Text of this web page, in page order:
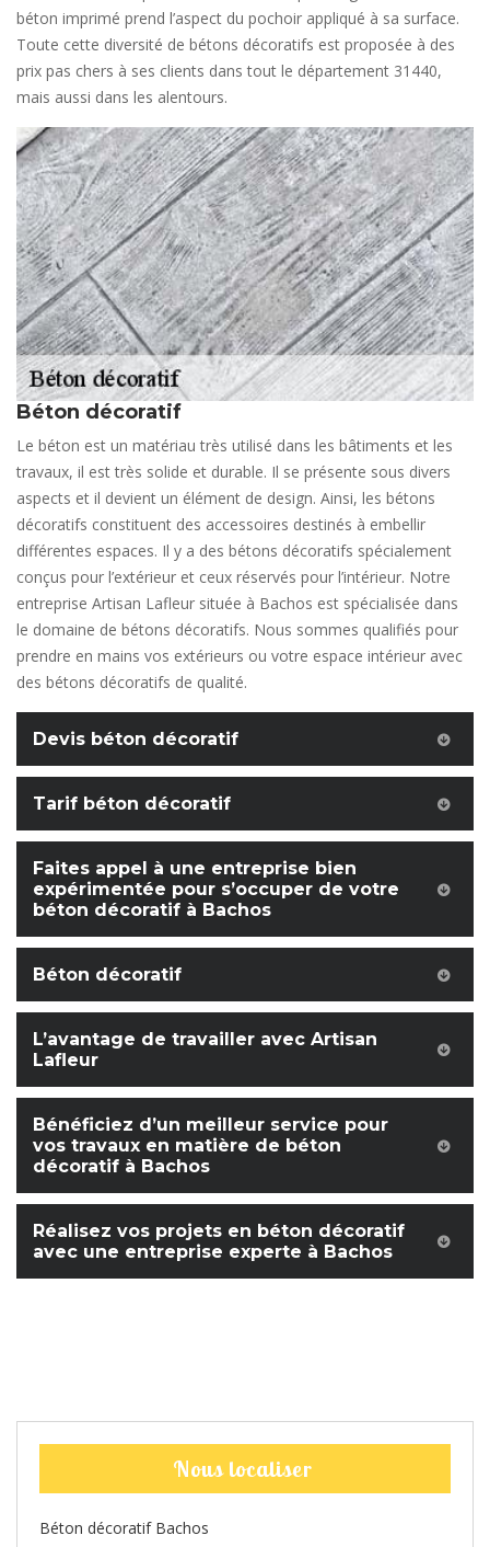
béton imprimé prend l’aspect du pochoir appliqué à sa surface.
Toute cette diversité de bétons décoratifs est proposée à des
prix pas chers à ses clients dans tout le département 31440,
mais aussi dans les alentours.
Béton décoratif
Le béton est un matériau très utilisé dans les bâtiments et les
travaux, il est très solide et durable. Il se présente sous divers
aspects et il devient un élément de design. Ainsi, les bétons
décoratifs constituent des accessoires destinés à embellir
différentes espaces. Il y a des bétons décoratifs spécialement
conçus pour l’extérieur et ceux réservés pour l’intérieur. Notre
entreprise Artisan Lafleur située à Bachos est spécialisée dans
le domaine de bétons décoratifs. Nous sommes qualifiés pour
prendre en mains vos extérieurs ou votre espace intérieur avec
des bétons décoratifs de qualité.
Devis béton décoratif
Tarif béton décoratif
Faites appel à une entreprise bien
expérimentée pour s’occuper de votre
béton décoratif à Bachos
Béton décoratif
L’avantage de travailler avec Artisan
Lafleur
Bénéficiez d’un meilleur service pour
vos travaux en matière de béton
décoratif à Bachos
Réalisez vos projets en béton décoratif
avec une entreprise experte à Bachos
Nous localiser
Béton décoratif Bachos